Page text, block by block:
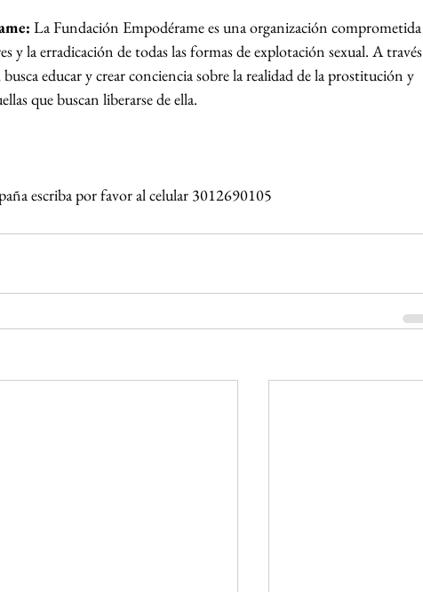
La Fundación Empodérame es una organización comprometida
y la erradicación de todas las formas de explotación sexual. A través
busca educar y crear conciencia sobre la realidad de la prostitución y
que buscan liberarse de ella.
escriba por favor al celular 3012690105